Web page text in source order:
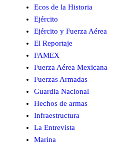
Ecos de la Historia
Ejército
Ejército y Fuerza Aérea
El Reportaje
FAMEX
Fuerza Aérea Mexicana
Fuerzas Armadas
Guardia Nacional
Hechos de armas
Infraestructura
La Entrevista
Marina